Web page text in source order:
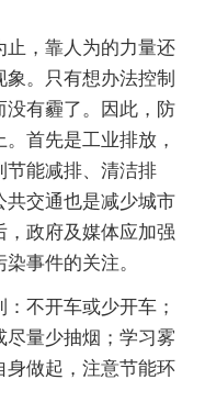
止，靠人为的力量还
。只有想办法控制
没有霾了。因此，防
首先是工业排放，
节能减排、清洁排
共交通也是减少城市
，政府及媒体应加强
事件的关注。
不开车或少开车；
尽量少抽烟；学习雾
身做起，注意节能环